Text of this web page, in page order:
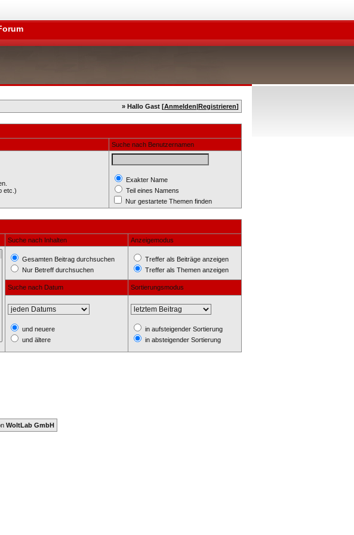
» Hallo Gast [Anmelden|Registrieren]
Suche nach Benutzernamen
etc.)
Exakter Name
Teil eines Namens
Nur gestartete Themen finden
Suche nach Inhalten Anzeigemodus
Gesamten Beitrag durchsuchen
Nur Betreff durchsuchen
Treffer als Beiträge anzeigen
Treffer als Themen anzeigen
Suche nach Datum Sortierungsmodus
und neuere
und ältere
in aufsteigender Sortierung
in absteigender Sortierung
WoltLab GmbH